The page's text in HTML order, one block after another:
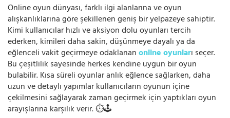
Online oyun dünyası, farklı ilgi alanlarına ve oyun
alışkanlıklarına göre şekillenen geniş bir yelpazeye sahiptir.
Kimi kullanıcılar hızlı ve aksiyon dolu oyunları tercih
ederken, kimileri daha sakin, düşünmeye dayalı ya da
eğlenceli vakit geçirmeye odaklananonline oyunları seçer.
Bu çeşitlilik sayesinde herkes kendine uygun bir oyun
bulabilir. Kısa süreli oyunlar anlık eğlence sağlarken, daha
uzun ve detaylı yapımlar kullanıcıların oyunun içine
çekilmesini sağlayarak zaman geçirmek için yaptıkları oyun
arayışlarına karşılık verir. ⏱️🕹️